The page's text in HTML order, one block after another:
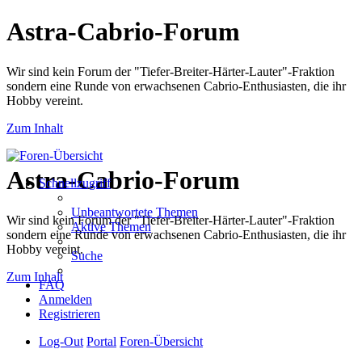
Astra-Cabrio-Forum
Wir sind kein Forum der "Tiefer-Breiter-Härter-Lauter"-Fraktion
sondern eine Runde von erwachsenen Cabrio-Enthusiasten, die ihr
Hobby vereint.
Zum Inhalt
Astra-Cabrio-Forum
Wir sind kein Forum der "Tiefer-Breiter-Härter-Lauter"-Fraktion
sondern eine Runde von erwachsenen Cabrio-Enthusiasten, die ihr
Hobby vereint.
Zum Inhalt
Schnellzugriff
Unbeantwortete Themen
Aktive Themen
Suche
FAQ
Anmelden
Registrieren
Log-Out Portal Foren-Übersicht